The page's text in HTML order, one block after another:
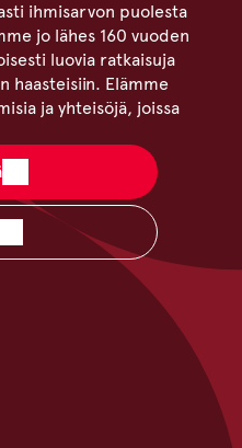
ihmisarvon puolesta
jo lähes 160 vuoden
luovia ratkaisuja
haasteisiin. Elämme
ja yhteisöjä, joissa